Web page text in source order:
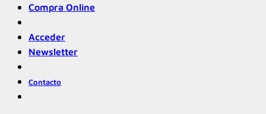
Compra Online
Acceder
Newsletter
Contacto